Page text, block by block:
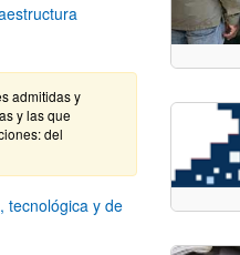
admitidas y
y las que
del
tecnológica y de